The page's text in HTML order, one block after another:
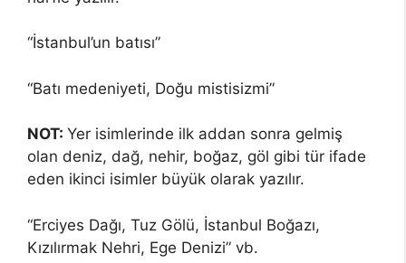
“İstanbul’un batısı”
“Batı medeniyeti, Doğu mistisizmi”
NOT: Yer isimlerinde ilk addan sonra gelmiş
olan deniz, dağ, nehir, boğaz, göl gibi tür ifade
eden ikinci isimler büyük olarak yazılır.
“Erciyes Dağı, Tuz Gölü, İstanbul Boğazı,
Kızılırmak Nehri, Ege Denizi” vb.